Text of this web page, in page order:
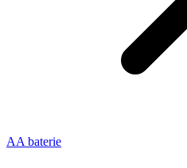
AA baterie